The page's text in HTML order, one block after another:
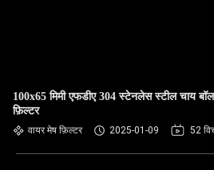
100x65 मिमी एफडीए 304 स्टेनलेस स्टील चाय
फ़िल्टर
वायर मेष फ़िल्टर 2025-01-09 52